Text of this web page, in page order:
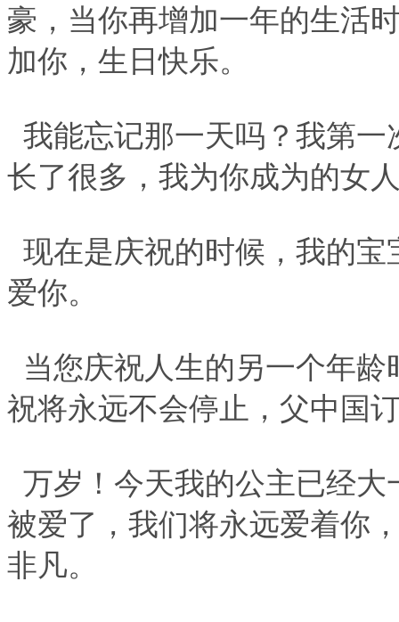
豪，当你再增加一年的生活
加你，生日快乐。
我能忘记那一天吗？我第
长了很多，我为你成为的女
现在是庆祝的时候，我的
爱你。
当您庆祝人生的另一个年
祝将永远不会停止，父中国
万岁！今天我的公主已经
被爱了，我们将永远爱着你
非凡。